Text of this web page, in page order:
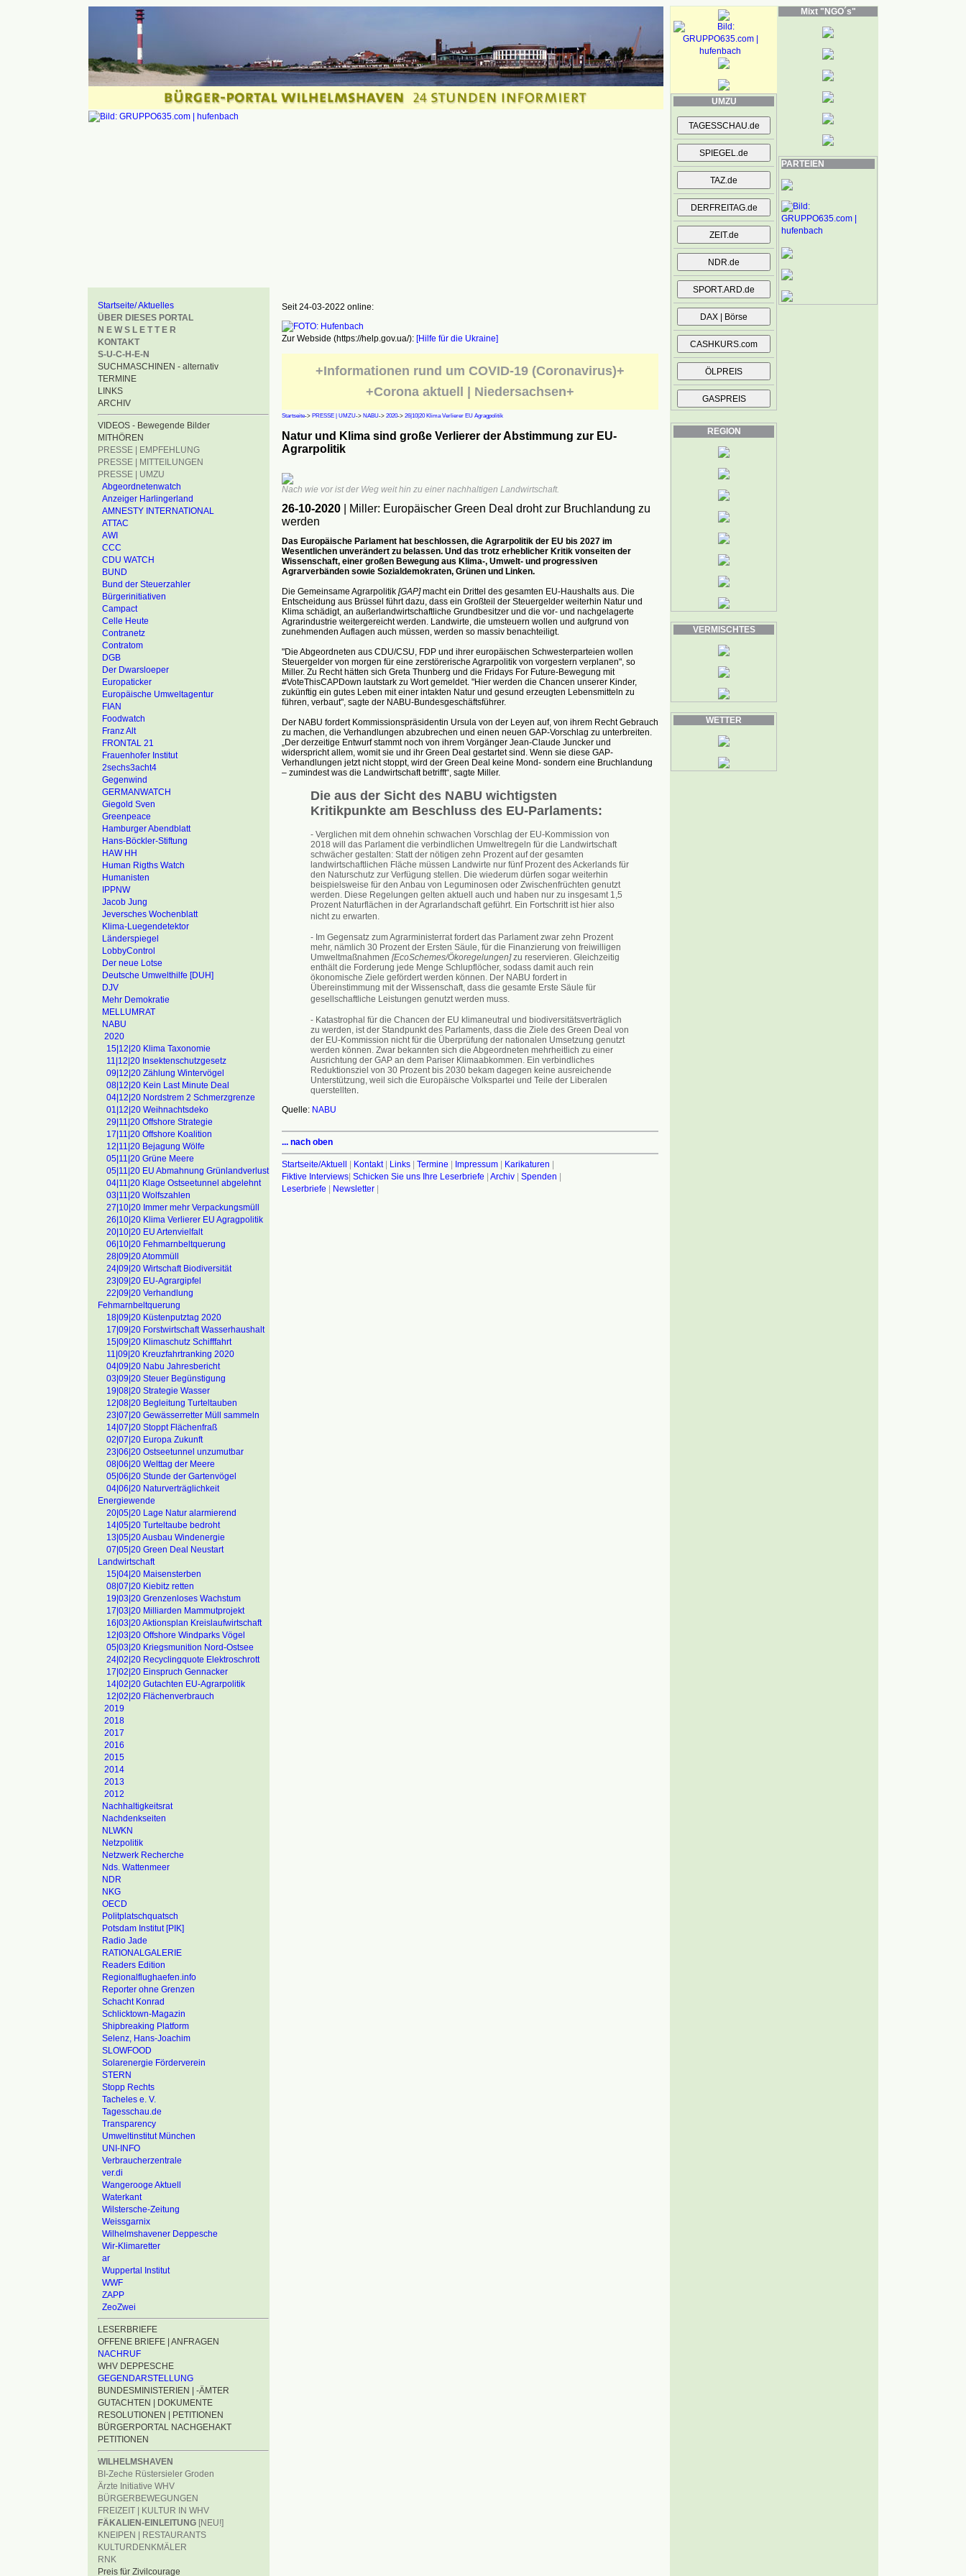
UMZU
REGION
VERMISCHTES
WETTER
Mixt "NGO´s"
PARTEIEN
Startseite/ Aktuelles
ÜBER DIESES PORTAL
N E W S L E T T E R
KONTAKT
S-U-C-H-E-N
SUCHMASCHINEN - alternativ
TERMINE
LINKS
ARCHIV
VIDEOS - Bewegende Bilder
MITHÖREN
PRESSE | EMPFEHLUNG
PRESSE | MITTEILUNGEN
PRESSE | UMZU
Abgeordnetenwatch
Anzeiger Harlingerland
AMNESTY INTERNATIONAL
ATTAC
AWI
CCC
CDU WATCH
BUND
Bund der Steuerzahler
Bürgerinitiativen
Campact
Celle Heute
Contranetz
Contratom
DGB
Der Dwarsloeper
Europaticker
Europäische Umweltagentur
FIAN
Foodwatch
Franz Alt
FRONTAL 21
Frauenhofer Institut
2sechs3acht4
Gegenwind
GERMANWATCH
Giegold Sven
Greenpeace
Hamburger Abendblatt
Hans-Böckler-Stiftung
HAW HH
Human Rigths Watch
Humanisten
IPPNW
Jacob Jung
Jeversches Wochenblatt
Klima-Luegendetektor
Länderspiegel
LobbyControl
Der neue Lotse
Deutsche Umwelthilfe [DUH]
DJV
Mehr Demokratie
MELLUMRAT
NABU
2020
15|12|20 Klima Taxonomie
11|12|20 Insektenschutzgesetz
09|12|20 Zählung Wintervögel
08|12|20 Kein Last Minute Deal
04|12|20 Nordstrem 2 Schmerzgrenze
01|12|20 Weihnachtsdeko
29|11|20 Offshore Strategie
17|11|20 Offshore Koalition
12|11|20 Bejagung Wölfe
05|11|20 Grüne Meere
05|11|20 EU Abmahnung Grünlandverlust
04|11|20 Klage Ostseetunnel abgelehnt
03|11|20 Wolfszahlen
27|10|20 Immer mehr Verpackungsmüll
26|10|20 Klima Verlierer EU Agragpolitik
20|10|20 EU Artenvielfalt
06|10|20 Fehmarnbeltquerung
28|09|20 Atommüll
24|09|20 Wirtschaft Biodiversität
23|09|20 EU-Agrargipfel
22|09|20 Verhandlung
Fehmarnbeltquerung
18|09|20 Küstenputztag 2020
17|09|20 Forstwirtschaft Wasserhaushalt
15|09|20 Klimaschutz Schifffahrt
11|09|20 Kreuzfahrtranking 2020
04|09|20 Nabu Jahresbericht
03|09|20 Steuer Begünstigung
19|08|20 Strategie Wasser
12|08|20 Begleitung Turteltauben
23|07|20 Gewässerretter Müll sammeln
14|07|20 Stoppt Flächenfraß
02|07|20 Europa Zukunft
23|06|20 Ostseetunnel unzumutbar
08|06|20 Welttag der Meere
05|06|20 Stunde der Gartenvögel
04|06|20 Naturverträglichkeit
Energiewende
20|05|20 Lage Natur alarmierend
14|05|20 Turteltaube bedroht
13|05|20 Ausbau Windenergie
07|05|20 Green Deal Neustart
Landwirtschaft
15|04|20 Maisensterben
08|07|20 Kiebitz retten
19|03|20 Grenzenloses Wachstum
17|03|20 Milliarden Mammutprojekt
16|03|20 Aktionsplan Kreislaufwirtschaft
12|03|20 Offshore Windparks Vögel
05|03|20 Kriegsmunition Nord-Ostsee
24|02|20 Recyclingquote Elektroschrott
17|02|20 Einspruch Gennacker
14|02|20 Gutachten EU-Agrarpolitik
12|02|20 Flächenverbrauch
2019
2018
2017
2016
2015
2014
2013
2012
Nachhaltigkeitsrat
Nachdenkseiten
NLWKN
Netzpolitik
Netzwerk Recherche
Nds. Wattenmeer
NDR
NKG
OECD
Politplatschquatsch
Potsdam Institut [PIK]
Radio Jade
RATIONALGALERIE
Readers Edition
Regionalflughaefen.info
Reporter ohne Grenzen
Schacht Konrad
Schlicktown-Magazin
Shipbreaking Platform
Selenz, Hans-Joachim
SLOWFOOD
Solarenergie Förderverein
STERN
Stopp Rechts
Tacheles e. V.
Tagesschau.de
Transparency
Umweltinstitut München
UNI-INFO
Verbraucherzentrale
ver.di
Wangerooge Aktuell
Waterkant
Wilstersche-Zeitung
Weissgarnix
Wilhelmshavener Deppesche
Wir-Klimaretter
ar
Wuppertal Institut
WWF
ZAPP
ZeoZwei
LESERBRIEFE
OFFENE BRIEFE | ANFRAGEN
NACHRUF
WHV DEPPESCHE
GEGENDARSTELLUNG
BUNDESMINISTERIEN | -ÄMTER
GUTACHTEN | DOKUMENTE
RESOLUTIONEN | PETITIONEN
BÜRGERPORTAL NACHGEHAKT
PETITIONEN
WILHELMSHAVEN
BI-Zeche Rüstersieler Groden
Ärzte Initiative WHV
BÜRGERBEWEGUNGEN
FREIZEIT | KULTUR IN WHV
FÄKALIEN-EINLEITUNG [NEU!]
KNEIPEN | RESTAURANTS
KULTURDENKMÄLER
RNK
Preis für Zivilcourage
Seit 24-03-2022 online:
Zur Webside (https://help.gov.ua/): [Hilfe für die Ukraine]
+Informationen rund um COVID-19 (Coronavirus)+
+Corona aktuell | Niedersachsen+
Startseite-> PRESSE | UMZU-> NABU-> 2020-> 26|10|20 Klima Verlierer EU Agragpolitik
Natur und Klima sind große Verlierer der Abstimmung zur EU-
Agrarpolitik
Nach wie vor ist der Weg weit hin zu einer nachhaltigen Landwirtschaft.
26-10-2020
| Miller: Europäischer Green Deal droht zur Bruchlandung zu
werden
Das Europäische Parlament hat beschlossen, die Agrarpolitik der EU bis 2027 im
Wesentlichen unverändert zu belassen. Und das trotz erheblicher Kritik vonseiten der
Wissenschaft, einer großen Bewegung aus Klima-, Umwelt- und progressiven
Agrarverbänden sowie Sozialdemokraten, Grünen und Linken.
Die Gemeinsame Agrarpolitik [GAP]macht ein Drittel des gesamten EU-Haushalts aus. Die
Entscheidung aus Brüssel führt dazu, dass ein Großteil der Steuergelder weiterhin Natur und
Klima schädigt, an außerlandwirtschaftliche Grundbesitzer und die vor- und nachgelagerte
Agrarindustrie weitergereicht werden. Landwirte, die umsteuern wollen und aufgrund von
zunehmenden Auflagen auch müssen, werden so massiv benachteiligt.
"Die Abgeordneten aus CDU/CSU, FDP und ihrer europäischen Schwesterparteien wollen
Steuergelder von morgen für eine zerstörerische Agrarpolitik von vorgestern verplanen", so
Miller. Zu Recht hätten sich Greta Thunberg und die Fridays For Future-Bewegung mit
#VoteThisCAPDown lautstark zu Wort gemeldet. "Hier werden die Chancen unserer Kinder,
zukünftig ein gutes Leben mit einer intakten Natur und gesund erzeugten Lebensmitteln zu
führen, verbaut", sagte der NABU-Bundesgeschäftsführer.
Der NABU fordert Kommissionspräsidentin Ursula von der Leyen auf, von ihrem Recht Gebrauch
zu machen, die Verhandlungen abzubrechen und einen neuen GAP-Vorschlag zu unterbreiten.
„Der derzeitige Entwurf stammt noch von ihrem Vorgänger Jean-Claude Juncker und
widerspricht allem, womit sie und ihr Green Deal gestartet sind. Wenn sie diese GAP-
Verhandlungen jetzt nicht stoppt, wird der Green Deal keine Mond- sondern eine Bruchlandung
– zumindest was die Landwirtschaft betrifft“, sagte Miller.
Die aus der Sicht des NABU wichtigsten
Kritikpunkte am Beschluss des EU-Parlaments:
- Verglichen mit dem ohnehin schwachen Vorschlag der EU-Kommission von
2018 will das Parlament die verbindlichen Umweltregeln für die Landwirtschaft
schwächer gestalten: Statt der nötigen zehn Prozent auf der gesamten
landwirtschaftlichen Fläche müssen Landwirte nur fünf Prozent des Ackerlands für
den Naturschutz zur Verfügung stellen. Die wiederum dürfen sogar weiterhin
beispielsweise für den Anbau von Leguminosen oder Zwischenfrüchten genutzt
werden. Diese Regelungen gelten aktuell auch und haben nur zu insgesamt 1,5
Prozent Naturflächen in der Agrarlandschaft geführt. Ein Fortschritt ist hier also
nicht zu erwarten.
- Im Gegensatz zum Agrarministerrat fordert das Parlament zwar zehn Prozent
mehr, nämlich 30 Prozent der Ersten Säule, für die Finanzierung von freiwilligen
Umweltmaßnahmen [EcoSchemes/Ökoregelungen]zu reservieren. Gleichzeitig
enthält die Forderung jede Menge Schlupflöcher, sodass damit auch rein
ökonomische Ziele gefördert werden können. Der NABU fordert in
Übereinstimmung mit der Wissenschaft, dass die gesamte Erste Säule für
gesellschaftliche Leistungen genutzt werden muss.
- Katastrophal für die Chancen der EU klimaneutral und biodiversitätsverträglich
zu werden, ist der Standpunkt des Parlaments, dass die Ziele des Green Deal von
der EU-Kommission nicht für die Überprüfung der nationalen Umsetzung genutzt
werden können. Zwar bekannten sich die Abgeordneten mehrheitlich zu einer
Ausrichtung der GAP an dem Pariser Klimaabkommen. Ein verbindliches
Reduktionsziel von 30 Prozent bis 2030 bekam dagegen keine ausreichende
Unterstützung, weil sich die Europäische Volkspartei und Teile der Liberalen
querstellten
Quelle: NABU
... nach oben
Startseite/Aktuell | Kontakt| Links| Termine | Impressum| Karikaturen |
Fiktive Interviews| Schicken Sie uns Ihre Leserbriefe | Archiv| Spenden |
Leserbriefe | Newsletter|